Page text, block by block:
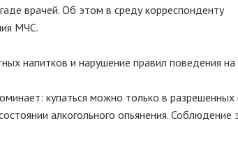
врачей. Об этом в среду корреспонденту
МЧС.
напитков и нарушение правил поведения
купаться можно только в разрешенных
алкогольного опьянения. Соблюдение